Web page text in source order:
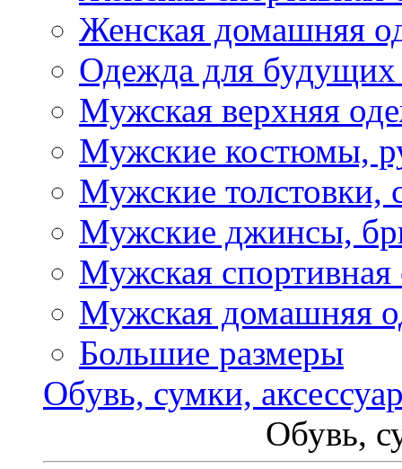
Женская домашняя
Одежда для
Мужская верхняя
Мужские костюмы,
Мужские толстовки,
Мужские джинсы,
Мужская спортивная
Мужская домашняя
Большие размеры
Обувь, сумки,
Обувь,